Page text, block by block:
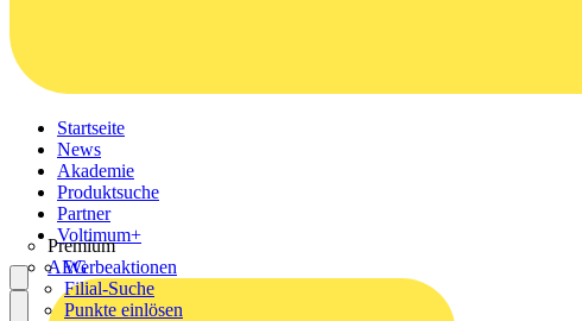
Startseite
News
Akademie
Produktsuche
Partner
Premium
AEG
Voltimum+
Werbeaktionen
Filial-Suche
Punkte einlösen